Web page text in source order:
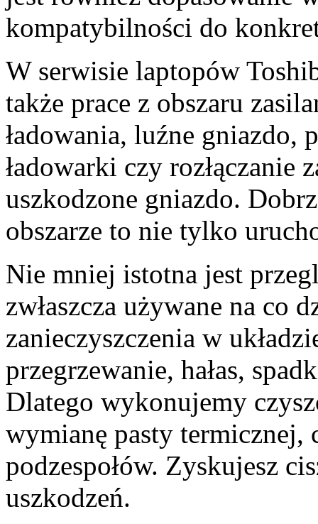
kompatybilności do
W serwisie laptopów
także prace z obszaru
ładowania, luźne gniazdo,
ładowarki czy rozłączanie
uszkodzone gniazdo.
obszarze to nie tylko
Nie mniej istotna jest
zwłaszcza używane na co
zanieczyszczenia w
przegrzewanie, hałas,
Dlatego wykonujemy
wymianę pasty termicznej,
podzespołów. Zyskujesz
uszkodzeń.